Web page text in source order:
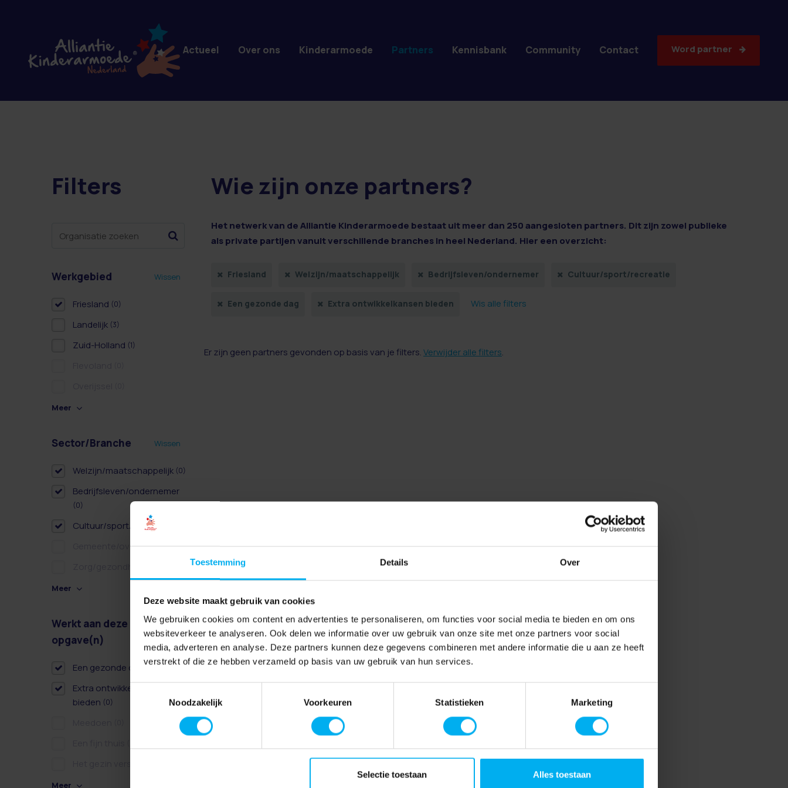
Toestemming Details Over
Deze website maakt gebruik van cookies
We gebruiken cookies om content en advertenties te personaliseren, om functies voor social media te bieden en om ons
websiteverkeer te analyseren. Ook delen we informatie over uw gebruik van onze site met onze partners voor social
media, adverteren en analyse. Deze partners kunnen deze gegevens combineren met andere informatie die u aan ze heeft
verstrekt of die ze hebben verzameld op basis van uw gebruik van hun services.
Toestemmingsselectie
Noodzakelijk
Voorkeuren Statistieken Marketing
Selectie toestaan Alles toestaan
0 resultaten
Filters
Werkgebied Wissen
Friesland (0)
Landelijk (3)
Zuid-Holland (1)
Meer
Sector/Branche Wissen
Welzijn/maatschappelijk (0)
Bedrijfsleven/ondernemer
(0)
Cultuur/sport/recreatie
Gemeente/overheid(0)
Meer
Werkt aan deze
opgave(n)
Wissen
Een gezonde dag(0)
Extra ontwikkelkansen
bieden (0)
Meer
Wie zijn onze partners?
Het netwerk van de Alliantie Kinderarmoede bestaat uit meer dan 250 aangesloten partners. Dit zijn zowel publieke
als private partijen vanuit verschillende branches in heel Nederland. Hier een overzicht:
Friesland Welzijn/maatschappelijk Bedrijfsleven/ondernemer Cultuur/sport/recreatie
Een gezonde dag Extra ontwikkelkansen bieden Wis alle filters
Er zijn geen partners gevonden op basis van je filters.Verwijder alle filters.
Actueel Over ons Kinderarmoede Partners Kennisbank Community Contact Word partner